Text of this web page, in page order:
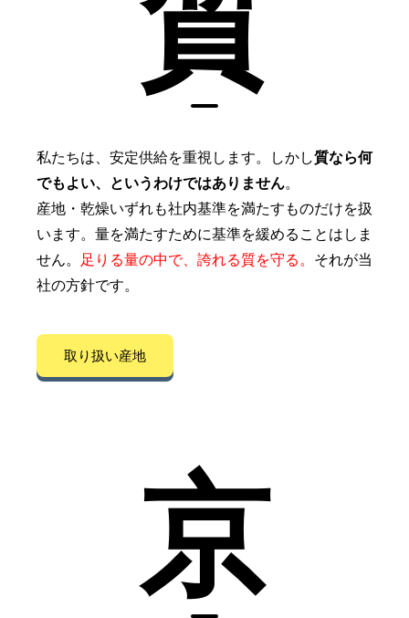
私たちは、安定供給を重視します。しかし質なら何
でもよい、というわけではありません。
産地・乾燥いずれも社内基準を満たすものだけを扱
います。量を満たすために基準を緩めることはしま
せん。 足りる量の中で、誇れる質を守る。 それが当
社の方針です。
取り扱い産地
京